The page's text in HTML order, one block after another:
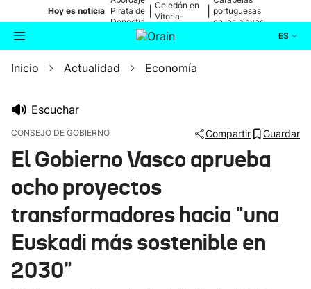
Hoy es noticia Pirata de
Donostia
Celedón en
Vitoria-
portuguesas
en las playas
ES
Buscador Actualidad
Ikusmiran
Eguraldia
Inicio Actualidad Economía
Escuchar
CONSEJO DE GOBIERNO Compartir Guardar
El Gobierno Vasco aprueba
ocho proyectos
transformadores hacia "una
Euskadi más sostenible en
2030"